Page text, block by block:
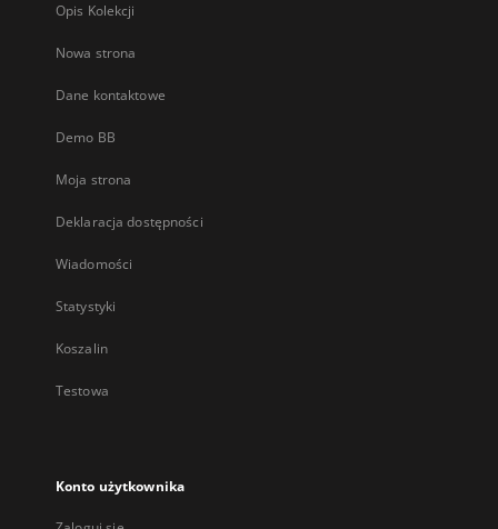
Opis Kolekcji
Nowa strona
Dane kontaktowe
Demo BB
Moja strona
Deklaracja dostępności
Wiadomości
Statystyki
Koszalin
Testowa
Konto użytkownika